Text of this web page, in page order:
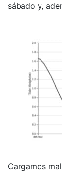
sábado y,
Cargamos